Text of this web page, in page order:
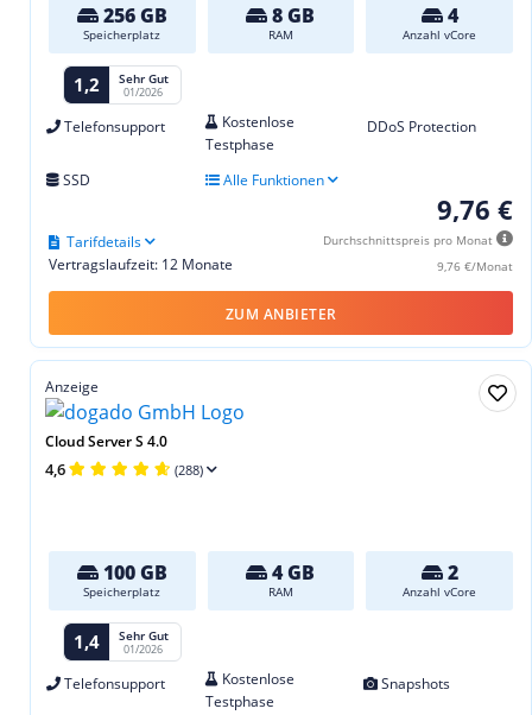
256 GB
Speicherplatz
8 GB
RAM
4
Anzahl vCore
1,2 Sehr Gut
01/2026
Telefonsupport
Kostenlose
Testphase
DDoS Protection
SSD Alle Funktionen
9,76 €
Durchschnittspreis pro Monat
9,76 €/Monat
Vertragslaufzeit: 12 Monate
Tarifdetails
ZUM ANBIETER
Anzeige
Cloud Server S 4.0
4,6 (288)
100 GB
Speicherplatz
4 GB
RAM
2
Anzahl vCore
1,4 Sehr Gut
01/2026
Telefonsupport
Kostenlose
Testphase
Snapshots